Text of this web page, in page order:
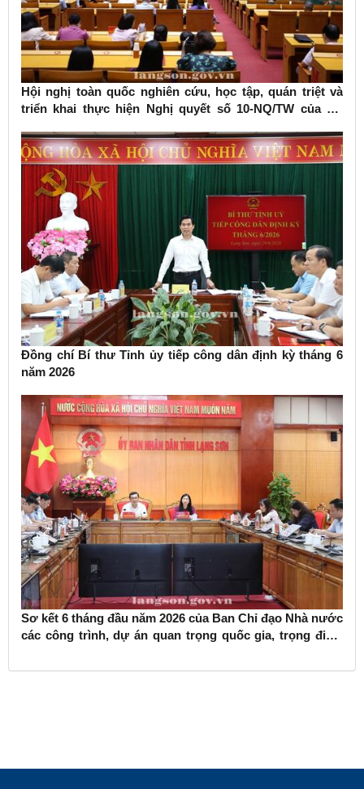
Hội nghị toàn quốc nghiên cứu, học tập, quán triệt và
triển khai thực hiện Nghị quyết số 10-NQ/TW của Bộ
Đồng chí Bí thư Tỉnh ủy tiếp công dân định kỳ tháng 6
năm 2026
Sơ kết 6 tháng đầu năm 2026 của Ban Chỉ đạo Nhà nước
các công trình, dự án quan trọng quốc gia, trọng điểm